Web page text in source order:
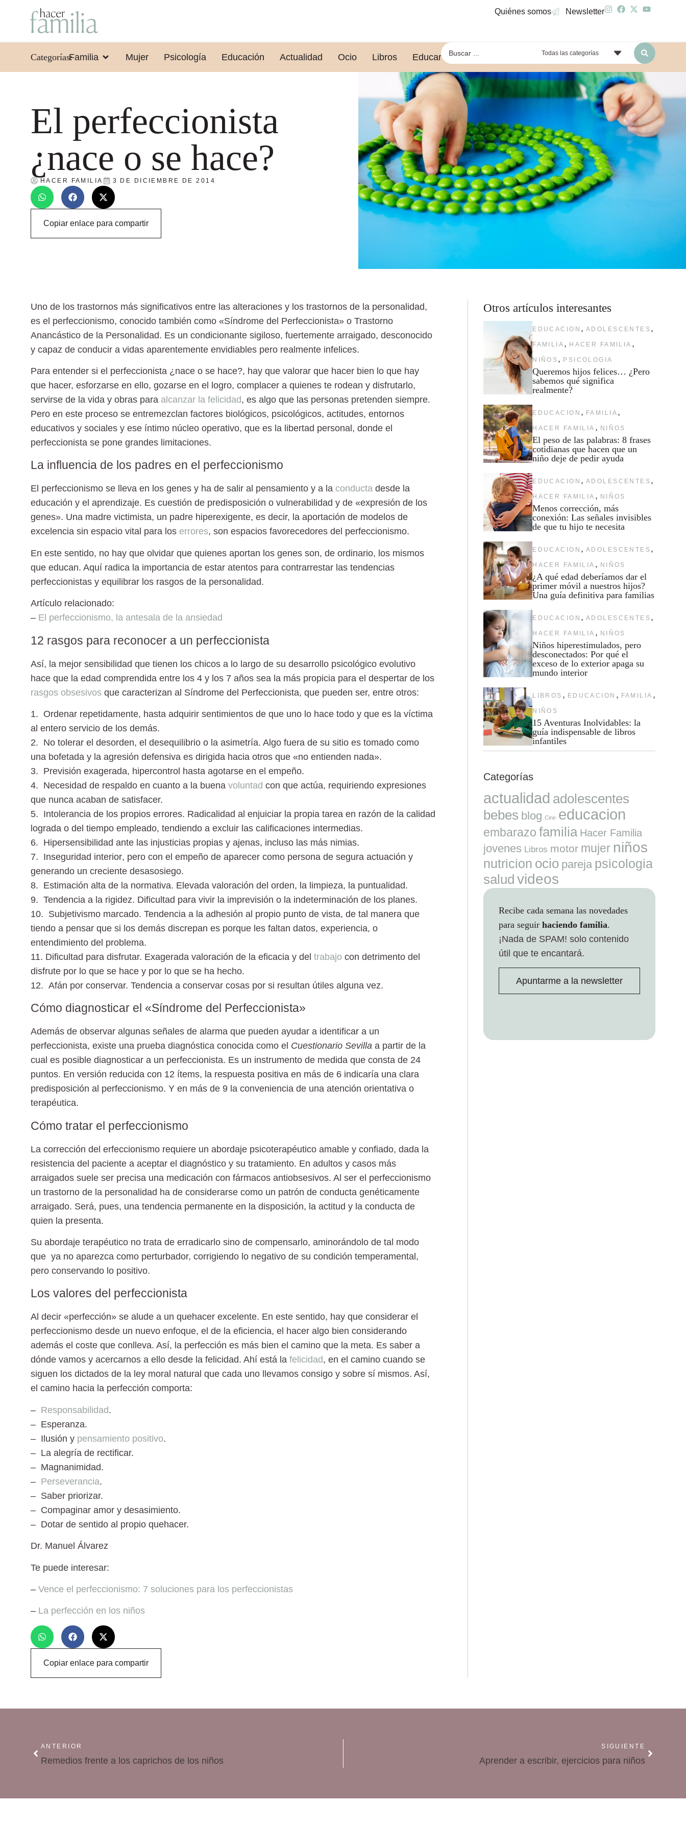
Quiénes somos Newsletter
Categorías:Familia Mujer Psicología Educación Actualidad Ocio Libros Educar leyendo Todas las categorías
El perfeccionista
¿nace o se hace?
HACER FAMILIA 3 DE DICIEMBRE DE 2014
Copiar enlace para compartir
Uno de los trastornos más significativos entre las alteraciones y los trastornos de la personalidad,
es el perfeccionismo, conocido también como «Síndrome del Perfeccionista» o Trastorno
Anancástico de la Personalidad. Es un condicionante sigiloso, fuertemente arraigado, desconocido
y capaz de conducir a vidas aparentemente envidiables pero realmente infelices.
Para entender si el perfeccionista ¿nace o se hace?, hay que valorar que hacer bien lo que hay
que hacer, esforzarse en ello, gozarse en el logro, complacer a quienes te rodean y disfrutarlo,
servirse de la vida y obras para alcanzar la felicidad, es algo que las personas pretenden siempre.
Pero en este proceso se entremezclan factores biológicos, psicológicos, actitudes, entornos
educativos y sociales y ese íntimo núcleo operativo, que es la libertad personal, donde el
perfeccionista se pone grandes limitaciones.
La influencia de los padres en el perfeccionismo
El perfeccionismo se lleva en los genes y ha de salir al pensamiento y a la conducta desde la
educación y el aprendizaje. Es cuestión de predisposición o vulnerabilidad y de «expresión de los
genes». Una madre victimista, un padre hiperexigente, es decir, la aportación de modelos de
excelencia sin espacio vital para los errores, son espacios favorecedores del perfeccionismo.
En este sentido, no hay que olvidar que quienes aportan los genes son, de ordinario, los mismos
que educan. Aquí radica la importancia de estar atentos para contrarrestar las tendencias
perfeccionistas y equilibrar los rasgos de la personalidad.
Artículo relacionado:
– El perfeccionismo, la antesala de la ansiedad
12 rasgos para reconocer a un perfeccionista
Así, la mejor sensibilidad que tienen los chicos a lo largo de su desarrollo psicológico evolutivo
hace que la edad comprendida entre los 4 y los 7 años sea la más propicia para el despertar de los
rasgos obsesivos que caracterizan al Síndrome del Perfeccionista, que pueden ser, entre otros:
1. Ordenar repetidamente, hasta adquirir sentimientos de que uno lo hace todo y que es la víctima
al entero servicio de los demás.
2. No tolerar el desorden, el desequilibrio o la asimetría. Algo fuera de su sitio es tomado como
una bofetada y la agresión defensiva es dirigida hacia otros que «no entienden nada».
3. Previsión exagerada, hipercontrol hasta agotarse en el empeño.
4. Necesidad de respaldo en cuanto a la buena voluntad con que actúa, requiriendo expresiones
que nunca acaban de satisfacer.
5. Intolerancia de los propios errores. Radicalidad al enjuiciar la propia tarea en razón de la calidad
lograda o del tiempo empleado, tendiendo a excluir las calificaciones intermedias.
6. Hipersensibilidad ante las injusticias propias y ajenas, incluso las más nimias.
7. Inseguridad interior, pero con el empeño de aparecer como persona de segura actuación y
generando un creciente desasosiego.
8. Estimación alta de la normativa. Elevada valoración del orden, la limpieza, la puntualidad.
9. Tendencia a la rigidez. Dificultad para vivir la imprevisión o la indeterminación de los planes.
10. Subjetivismo marcado. Tendencia a la adhesión al propio punto de vista, de tal manera que
tiendo a pensar que si los demás discrepan es porque les faltan datos, experiencia, o
entendimiento del problema.
11. Dificultad para disfrutar. Exagerada valoración de la eficacia y del trabajo con detrimento del
disfrute por lo que se hace y por lo que se ha hecho.
12. Afán por conservar. Tendencia a conservar cosas por si resultan útiles alguna vez.
Cómo diagnosticar el «Síndrome del Perfeccionista»
Además de observar algunas señales de alarma que pueden ayudar a identificar a un
perfeccionista, existe una prueba diagnóstica conocida como el Cuestionario Sevilla a partir de la
cual es posible diagnosticar a un perfeccionista. Es un instrumento de medida que consta de 24
puntos. En versión reducida con 12 ítems, la respuesta positiva en más de 6 indicaría una clara
predisposición al perfeccionismo. Y en más de 9 la conveniencia de una atención orientativa o
terapéutica.
Cómo tratar el perfeccionismo
La corrección del erfeccionismo requiere un abordaje psicoterapéutico amable y confiado, dada la
resistencia del paciente a aceptar el diagnóstico y su tratamiento. En adultos y casos más
arraigados suele ser precisa una medicación con fármacos antiobsesivos. Al ser el perfeccionismo
un trastorno de la personalidad ha de considerarse como un patrón de conducta genéticamente
arraigado. Será, pues, una tendencia permanente en la disposición, la actitud y la conducta de
quien la presenta.
Su abordaje terapéutico no trata de erradicarlo sino de compensarlo, aminorándolo de tal modo
que ya no aparezca como perturbador, corrigiendo lo negativo de su condición temperamental,
pero conservando lo positivo.
Los valores del perfeccionista
Al decir «perfección» se alude a un quehacer excelente. En este sentido, hay que considerar el
perfeccionismo desde un nuevo enfoque, el de la eficiencia, el hacer algo bien considerando
además el coste que conlleva. Así, la perfección es más bien el camino que la meta. Es saber a
dónde vamos y acercarnos a ello desde la felicidad. Ahí está la felicidad, en el camino cuando se
siguen los dictados de la ley moral natural que cada uno llevamos consigo y sobre sí mismos. Así,
el camino hacia la perfección comporta:
– Responsabilidad.
– Esperanza.
– Ilusión y pensamiento positivo.
– La alegría de rectificar.
– Magnanimidad.
– Perseverancia.
– Saber priorizar.
– Compaginar amor y desasimiento.
– Dotar de sentido al propio quehacer.
Dr. Manuel Álvarez
Te puede interesar:
– Vence el perfeccionismo: 7 soluciones para los perfeccionistas
– La perfección en los niños
Copiar enlace para compartir
Otros artículos interesantes
EDUCACION , ADOLESCENTES ,
FAMILIA , HACER FAMILIA ,
NIÑOS , PSICOLOGIA
Queremos hijos felices… ¿Pero
sabemos qué significa
realmente?
EDUCACION , FAMILIA ,
HACER FAMILIA , NIÑOS
El peso de las palabras: 8 frases
cotidianas que hacen que un
niño deje de pedir ayuda
EDUCACION , ADOLESCENTES ,
HACER FAMILIA , NIÑOS
Menos corrección, más
conexión: Las señales invisibles
de que tu hijo te necesita
EDUCACION , ADOLESCENTES ,
HACER FAMILIA , NIÑOS
¿A qué edad deberíamos dar el
primer móvil a nuestros hijos?
Una guía definitiva para familias
EDUCACION , ADOLESCENTES ,
HACER FAMILIA , NIÑOS
Niños hiperestimulados, pero
desconectados: Por qué el
exceso de lo exterior apaga su
mundo interior
LIBROS , EDUCACION , FAMILIA ,
NIÑOS
15 Aventuras Inolvidables: la
guía indispensable de libros
infantiles
Categorías
actualidad adolescentes
bebes blog Cine educacion
embarazo familia Hacer Familia
jovenes Libros motor mujer niños
nutricion ocio pareja psicologia
salud videos
Recibe cada semana las novedades
para seguir haciendo familia.
¡Nada de SPAM! solo contenido
útil que te encantará.
Apuntarme a la newsletter
ANTERIOR
Remedios frente a los caprichos de los niños
SIGUIENTE
Aprender a escribir, ejercicios para niños